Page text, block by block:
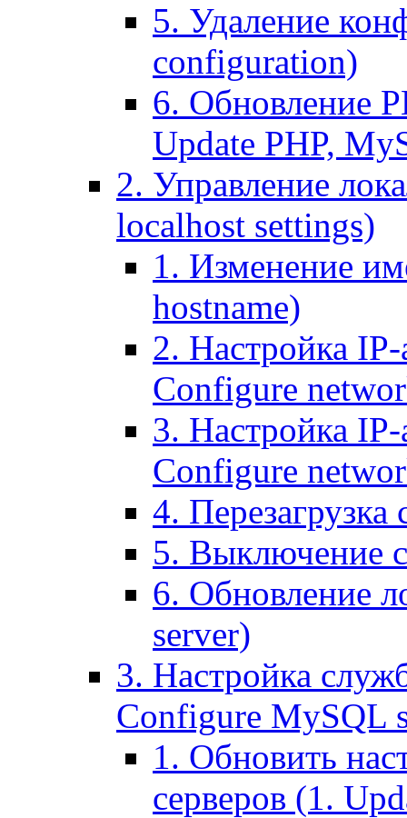
5. Удаление
configuration)
6. Обновление
Update PHP,
2. Управление
localhost settings)
1. Изменение
hostname)
2. Настройка IP-
Configure
3. Настройка
Configure
4. Перезагрузка
5. Выключение
6. Обновление
server)
3. Настройка
Configure MySQL
1. Обновить
серверов (1.